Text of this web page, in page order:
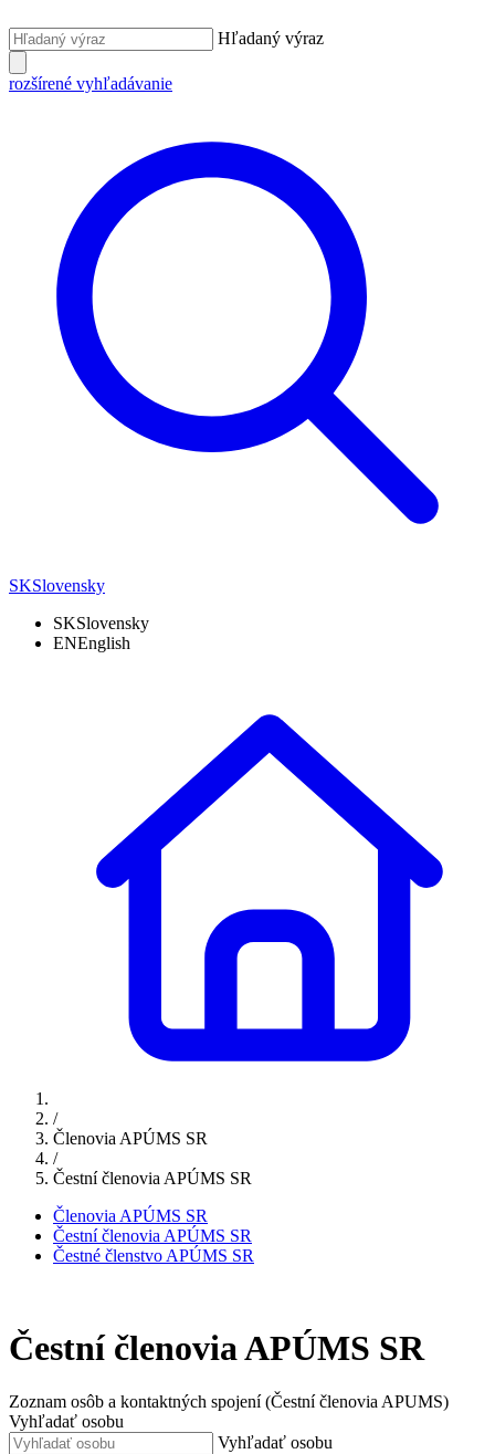
Hľadaný výraz
rozšírené vyhľadávanie
SKSlovensky
SKSlovensky
ENEnglish
/
Členovia APÚMS SR
/
Čestní členovia APÚMS SR
Členovia APÚMS SR
Čestní členovia APÚMS SR
Čestné členstvo APÚMS SR
Čestní členovia APÚMS SR
Zoznam osôb a kontaktných spojení (Čestní členovia APUMS)
Vyhľadať osobu
Vyhľadať osobu